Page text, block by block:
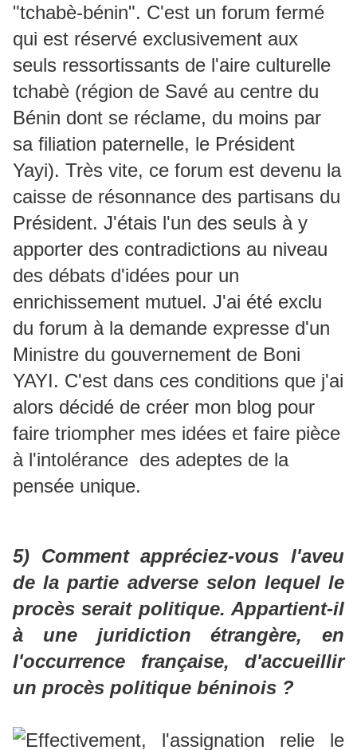
"tchabè-bénin". C'est un forum fermé
qui est réservé exclusivement aux
seuls ressortissants de l'aire culturelle
tchabè (région de Savé au centre du
Bénin dont se réclame, du moins par
sa filiation paternelle, le Président
Yayi). Très vite, ce forum est devenu la
caisse de résonnance des partisans du
Président. J'étais l'un des seuls à y
apporter des contradictions au niveau
des débats d'idées pour un
enrichissement mutuel. J'ai été exclu
du forum à la demande expresse d'un
Ministre du gouvernement de Boni
YAYI. C'est dans ces conditions que j'ai
alors décidé de créer mon blog pour
faire triompher mes idées et faire pièce
à l'intolérance des adeptes de la
pensée unique.
5) Comment appréciez-vous l'aveu
de la partie adverse selon lequel le
procès serait politique. Appartient-il
à une juridiction étrangère, en
l'occurrence française, d'accueillir
un procès politique béninois ?
Effectivement, l'assignation relie le